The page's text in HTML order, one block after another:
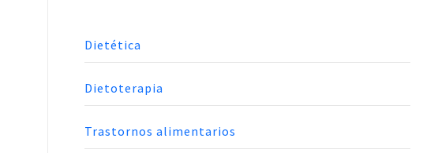
Dietética
Dietoterapia
Trastornos alimentarios